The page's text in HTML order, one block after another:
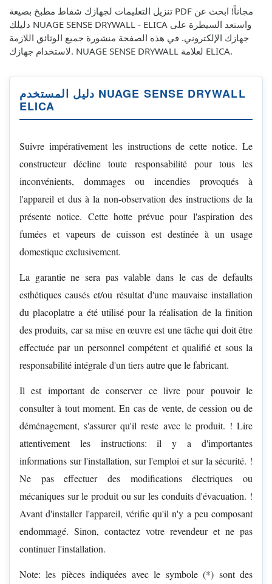
تنزيل التعليمات لجهازك شفاط مطبخ بصيغة PDF مجاناً! ابحث عن
دليلك NUAGE SENSE DRYWALL - ELICA واستعد السيطرة على
جهازك الإلكتروني. في هذه الصفحة منشورة جميع الوثائق اللازمة
لاستخدام جهازك. NUAGE SENSE DRYWALL لعلامة ELICA.
دليل المستخدم NUAGE SENSE DRYWALL
ELICA
Suivre impérativement les instructions de cette notice. Le
constructeur décline toute responsabilité pour tous les
inconvénients, dommages ou incendies provoqués à
l'appareil et dus à la non-observation des instructions de la
présente notice. Cette hotte prévue pour l'aspiration des
fumées et vapeurs de cuisson est destinée à un usage
domestique exclusivement.
La garantie ne sera pas valable dans le cas de defaults
esthétiques causés et/ou résultat d'une mauvaise installation
du placoplatre a été utilisé pour la réalisation de la finition
des produits, car sa mise en œuvre est une tâche qui doit être
effectuée par un personnel compétent et qualifié et sous la
responsabilité intégrale d'un tiers autre que le fabricant.
Il est important de conserver ce livre pour pouvoir le
consulter à tout moment. En cas de vente, de cession ou de
déménagement, s'assurer qu'il reste avec le produit. ! Lire
attentivement les instructions: il y a d'importantes
informations sur l'installation, sur l'emploi et sur la sécurité. !
Ne pas effectuer des modifications électriques ou
mécaniques sur le produit ou sur les conduits d'évacuation. !
Avant d'installer l'appareil, vérifie qu'il n'y a peu composant
endommagé. Sinon, contactez votre revendeur et ne pas
continuer l'installation.
Note: les pièces indiquées avec le symbole (*) sont des